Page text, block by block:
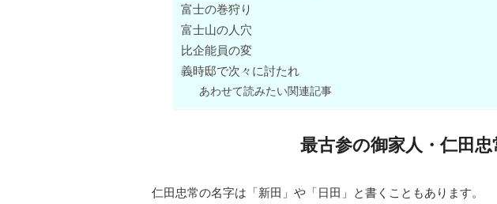
富士の巻狩り
富士山の人穴
比企能員の変
義時邸で次々に討たれ
あわせて読みたい関連記事
最古参の御家人・仁田忠
仁田忠常の名字は「新田」や「日田」と書くこともあります。